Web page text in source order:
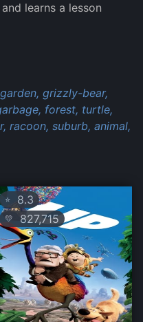
learns a lesson
garden, grizzly-bear,
forest, turtle,
racoon, suburb, animal,
⭐ 8.3
💛 827,715